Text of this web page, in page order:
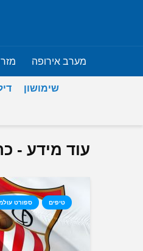
מערב אירופה
שימושון
עוד מידע -
טיפים ספורט